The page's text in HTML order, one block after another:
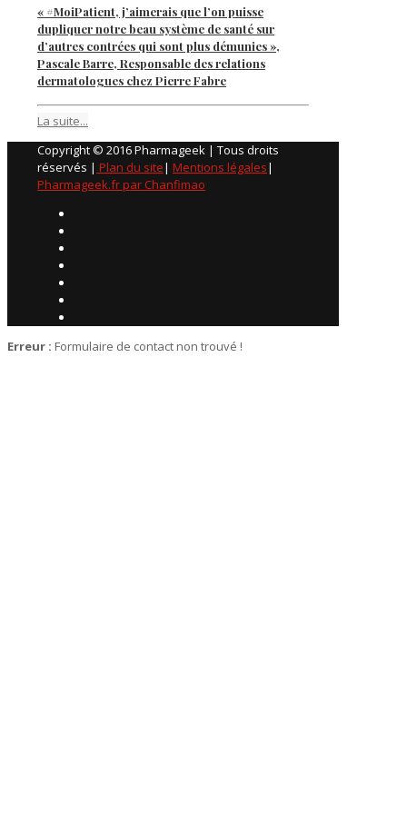
« #MoiPatient, j’aimerais que l’on puisse
dupliquer notre beau système de santé sur
d’autres contrées qui sont plus démunies »,
Pascale Barre, Responsable des relations
dermatologues chez Pierre Fabre
La suite...
Copyright © 2016 Pharmageek | Tous droits
réservés | Plan du site| Mentions légales|
Pharmageek.fr par Chanfimao
Erreur : Formulaire de contact non trouvé !